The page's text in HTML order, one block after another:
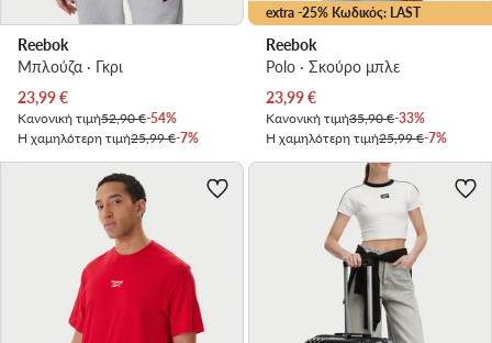
Reebok
Μπλούζα · Γκρι
Τρέχουσα τιμή
23,99€
Κανονική τιμή52,90 €-54%
Η χαμηλότερη τιμή25,99 €-7%
extra -25% Κωδικός: LAST
Reebok
Polo · Σκούρο μπλε
Τρέχουσα τιμή
23,99€
Κανονική τιμή35,90 €-33%
Η χαμηλότερη τιμή25,99 €-7%